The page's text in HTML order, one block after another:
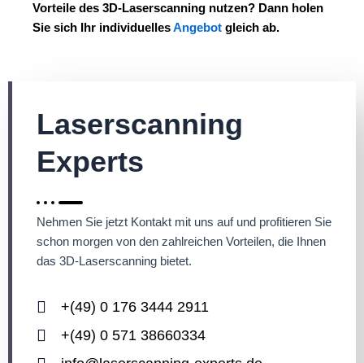
Vorteile des 3D-Laserscanning nutzen? Dann holen
Sie sich Ihr individuellesAngebot gleich ab.
Laserscanning
Experts
Nehmen Sie jetzt Kontakt mit uns auf und profitieren Sie
schon morgen von den zahlreichen Vorteilen, die Ihnen
das 3D-Laserscanning bietet.
+(49) 0 176 3444 2911
+(49) 0 571 38660334